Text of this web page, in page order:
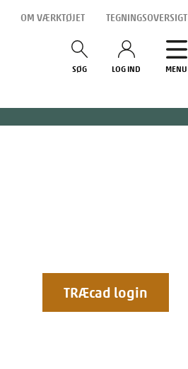
OM VÆRKTØJET TEGNINGSOVERSIGT
SØG LOG IND MENU
TRÆcad login